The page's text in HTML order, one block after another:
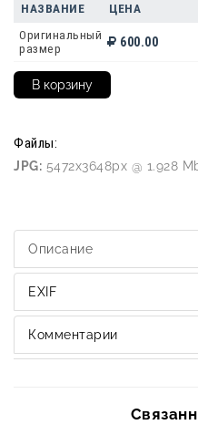
НАЗВАНИЕ ЦЕНА
Оригинальный
размер
600.00
Файлы:
JPG: 5472x3648px @ 1.928
Описание
EXIF
Комментарии